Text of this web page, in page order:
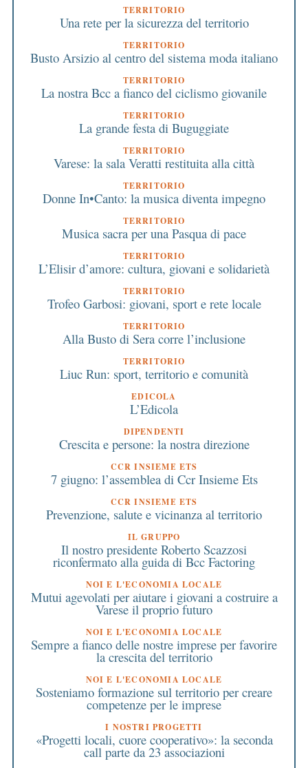
TERRITORIO
Una rete per la sicurezza del territorio
TERRITORIO
Busto Arsizio al centro del sistema moda italiano
TERRITORIO
La nostra Bcc a fianco del ciclismo giovanile
TERRITORIO
La grande festa di Buguggiate
TERRITORIO
Varese: la sala Veratti restituita alla città
TERRITORIO
Donne In•Canto: la musica diventa impegno
TERRITORIO
Musica sacra per una Pasqua di pace
TERRITORIO
L’Elisir d’amore: cultura, giovani e solidarietà
TERRITORIO
Trofeo Garbosi: giovani, sport e rete locale
TERRITORIO
Alla Busto di Sera corre l’inclusione
TERRITORIO
Liuc Run: sport, territorio e comunità
EDICOLA
L’Edicola
DIPENDENTI
Crescita e persone: la nostra direzione
CCR INSIEME ETS
7 giugno: l’assemblea di Ccr Insieme Ets
CCR INSIEME ETS
Prevenzione, salute e vicinanza al territorio
IL GRUPPO
Il nostro presidente Roberto Scazzosi
riconfermato alla guida di Bcc Factoring
NOI E L'ECONOMIA LOCALE
Mutui agevolati per aiutare i giovani a costruire a
Varese il proprio futuro
NOI E L'ECONOMIA LOCALE
Sempre a fianco delle nostre imprese per favorire
la crescita del territorio
NOI E L'ECONOMIA LOCALE
Sosteniamo formazione sul territorio per creare
competenze per le imprese
I NOSTRI PROGETTI
«Progetti locali, cuore cooperativo»: la seconda
call parte da 23 associazioni